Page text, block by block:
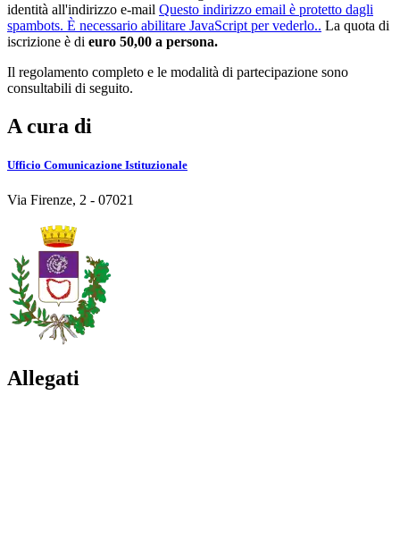
identità all'indirizzo e-mail Questo indirizzo email è protetto dagli
spambots. È necessario abilitare JavaScript per vederlo.. La quota di
iscrizione è di euro 50,00 a persona.
Il regolamento completo e le modalità di partecipazione sono
consultabili di seguito.
A cura di
Ufficio Comunicazione Istituzionale
Via Firenze, 2 - 07021
Allegati